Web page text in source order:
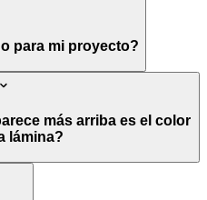
para mi proyecto?
más arriba es el color
lámina?